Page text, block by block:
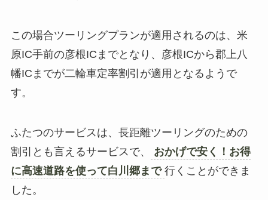
この場合ツーリングプランが適用されるのは、米
原IC手前の彦根ICまでとなり、彦根ICから郡上八
幡ICまでが二輪車定率割引が適用となるようで
す。
ふたつのサービスは、長距離ツーリングのための
割引とも言えるサービスで、
おかげで安く！お得
に高速道路を使って白川郷まで 行くことができま
した。